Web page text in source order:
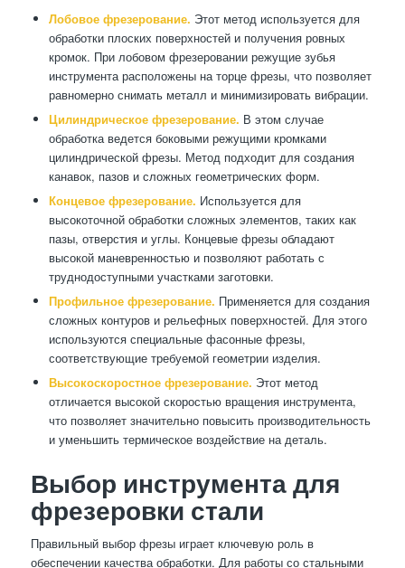
Лобовое фрезерование. Этот метод используется для
обработки плоских поверхностей и получения ровных
кромок. При лобовом фрезеровании режущие зубья
инструмента расположены на торце фрезы, что позволяет
равномерно снимать металл и минимизировать вибрации.
Цилиндрическое фрезерование. В этом случае
обработка ведется боковыми режущими кромками
цилиндрической фрезы. Метод подходит для создания
канавок, пазов и сложных геометрических форм.
Концевое фрезерование. Используется для
высокоточной обработки сложных элементов, таких как
пазы, отверстия и углы. Концевые фрезы обладают
высокой маневренностью и позволяют работать с
труднодоступными участками заготовки.
Профильное фрезерование. Применяется для создания
сложных контуров и рельефных поверхностей. Для этого
используются специальные фасонные фрезы,
соответствующие требуемой геометрии изделия.
Высокоскоростное фрезерование. Этот метод
отличается высокой скоростью вращения инструмента,
что позволяет значительно повысить производительность
и уменьшить термическое воздействие на деталь.
Выбор инструмента для
фрезеровки стали
Правильный выбор фрезы играет ключевую роль в
обеспечении качества обработки. Для работы со стальными